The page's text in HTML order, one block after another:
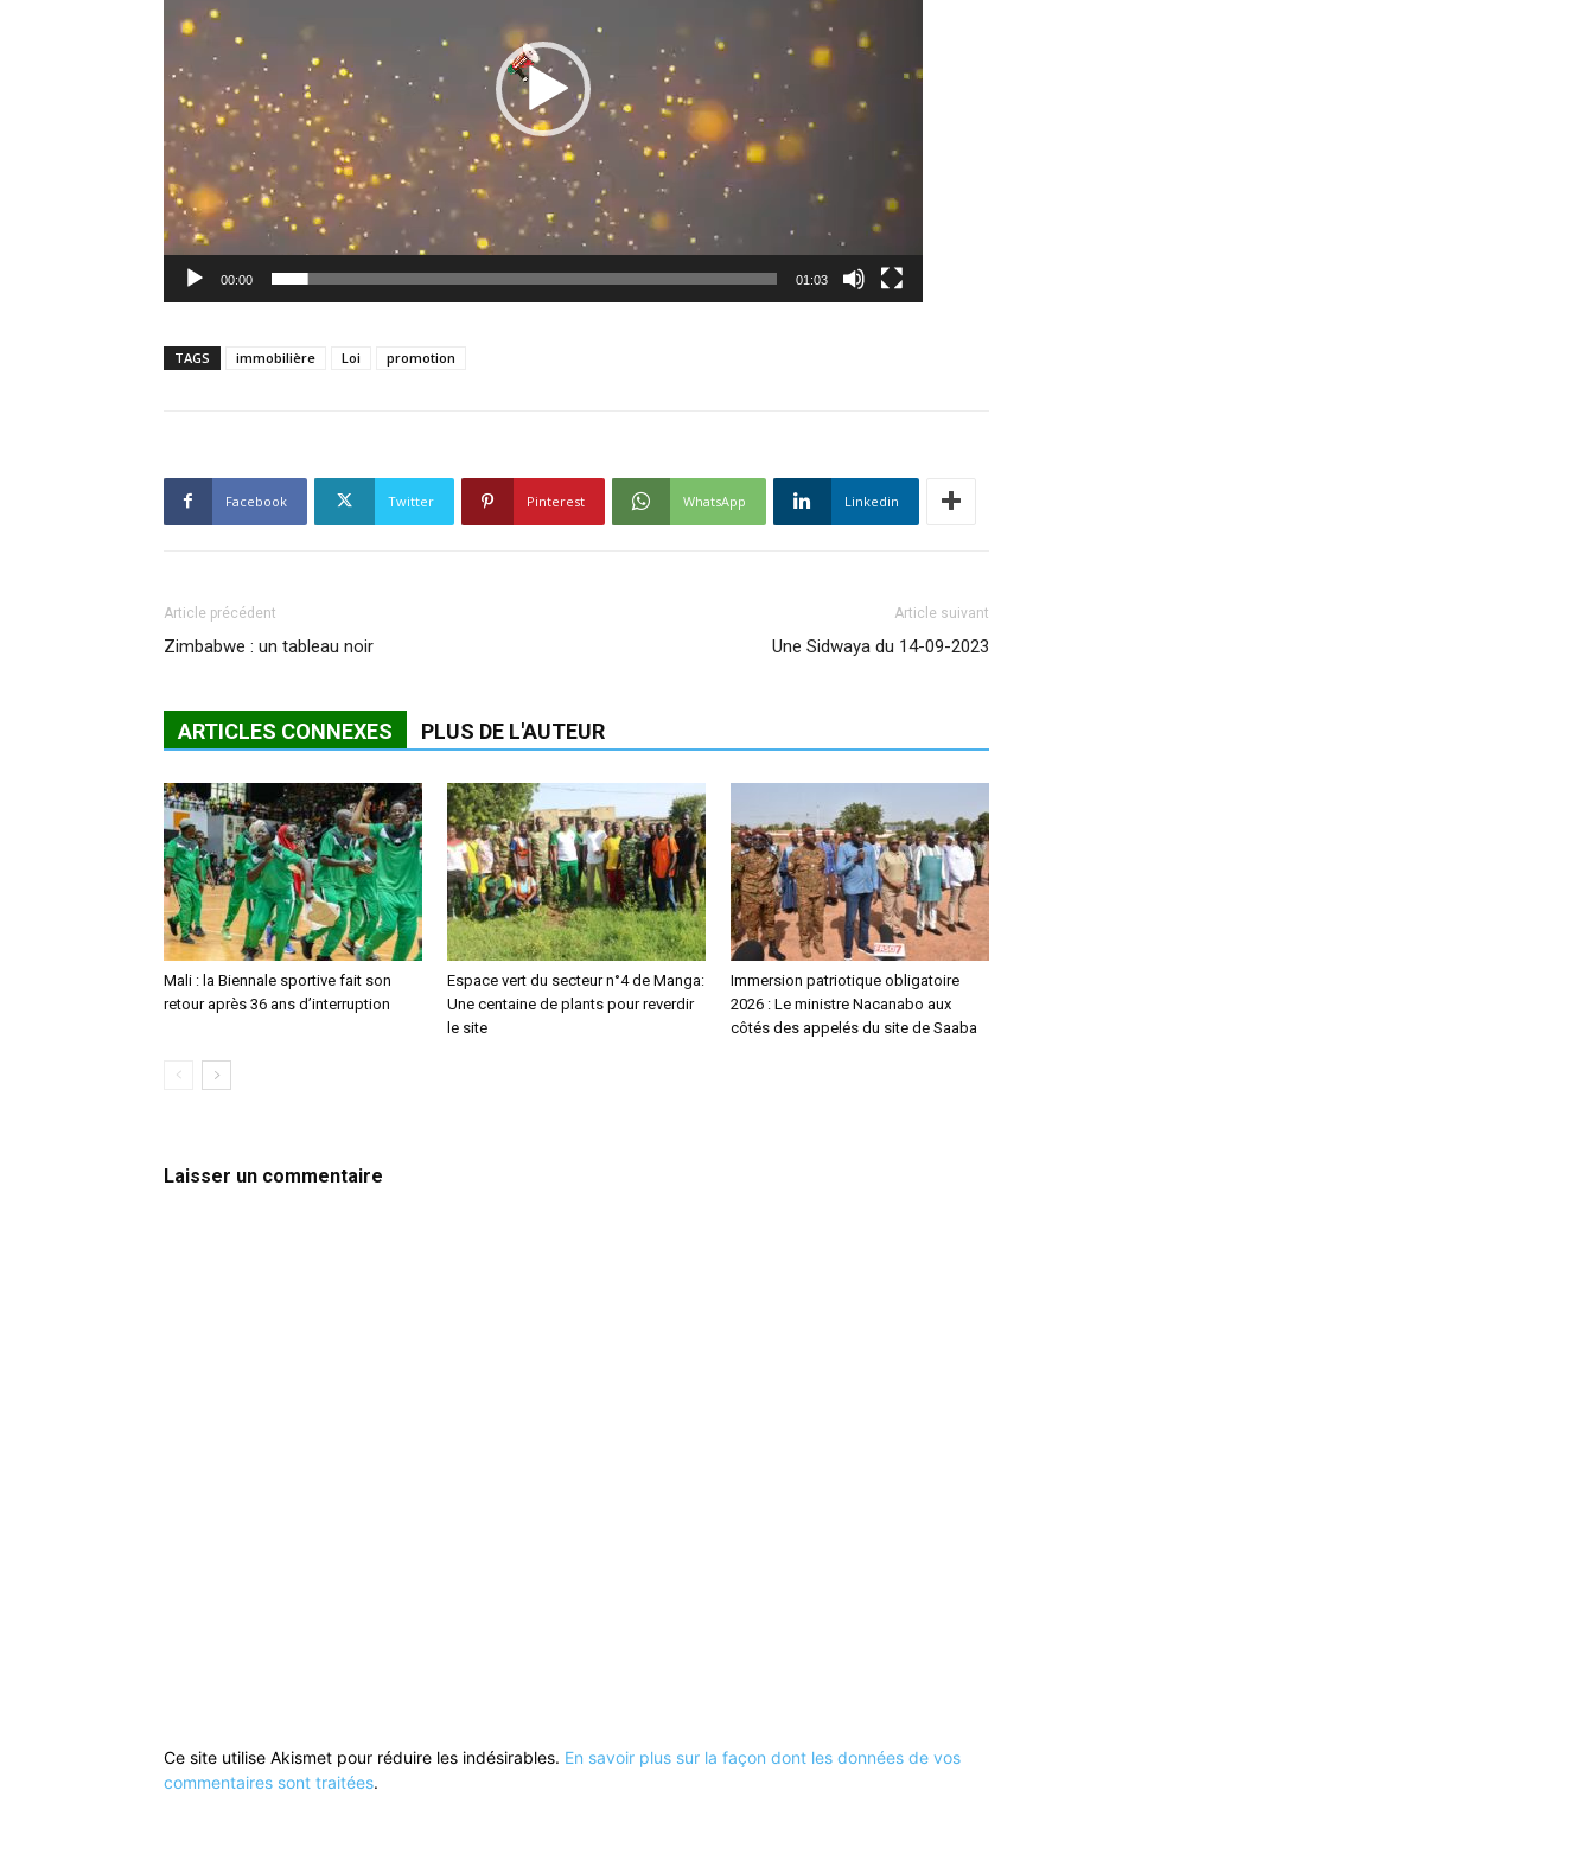
00:00 01:03
TAGS immobilière Loi promotion
Facebook Twitter Pinterest WhatsApp Linkedin
Article précédent
Zimbabwe : un tableau noir
Article suivant
Une Sidwaya du 14-09-2023
ARTICLES CONNEXES PLUS DE L'AUTEUR
Mali : la Biennale sportive fait son
retour après 36 ans d’interruption
Espace vert du secteur n°4 de Manga:
Une centaine de plants pour reverdir
le site
Immersion patriotique obligatoire
2026 : Le ministre Nacanabo aux
côtés des appelés du site de Saaba
Laisser un commentaire
Ce site utilise Akismet pour réduire les indésirables. En savoir plus sur la façon dont les données de vos
commentaires sont traitées.